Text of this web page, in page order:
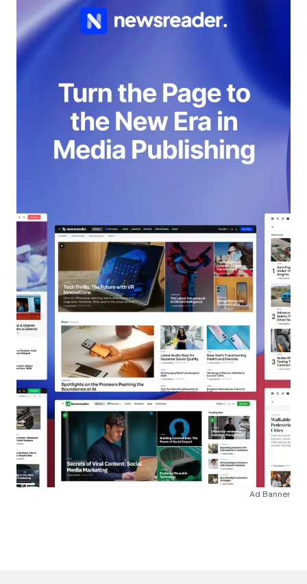
Ad Banner